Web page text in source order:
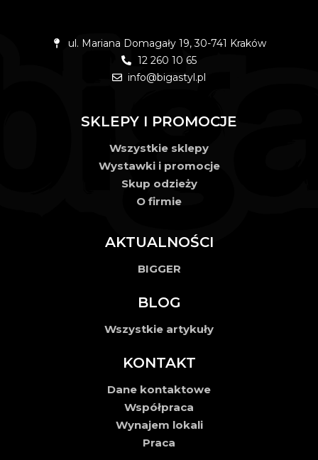
ul. Mariana Domagały 19, 30-741 Kraków
12 260 10 65
info@bigastyl.pl
SKLEPY I PROMOCJE
Wszystkie sklepy
Wystawki i promocje
Skup odzieży
O firmie
AKTUALNOŚCI
BIGGER
BLOG
Wszystkie artykuły
KONTAKT
Dane kontaktowe
Współpraca
Wynajem lokali
Praca